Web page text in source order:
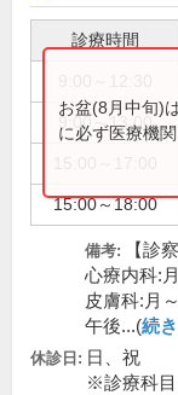
診療時間
9:00～13:00
15:00～18:00
お盆(8月中旬)
に必ず医療機
備考:
【診
心療内科:
皮膚科:月
午後...(続
休診日: 日、祝
※診療科目